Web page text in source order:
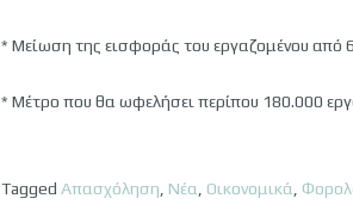
* Μείωση της εισφοράς του εργαζομένου από
* Μέτρο που θα ωφελήσει περίπου 180.000
Tagged Απασχόληση Νέα Οικονομικά